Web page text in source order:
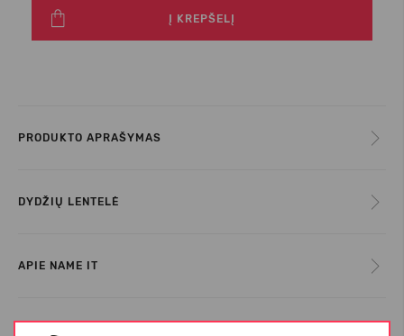
Į KREPŠELĮ
PRODUKTO APRAŠYMAS
DYDŽIŲ LENTELĖ
APIE NAME IT